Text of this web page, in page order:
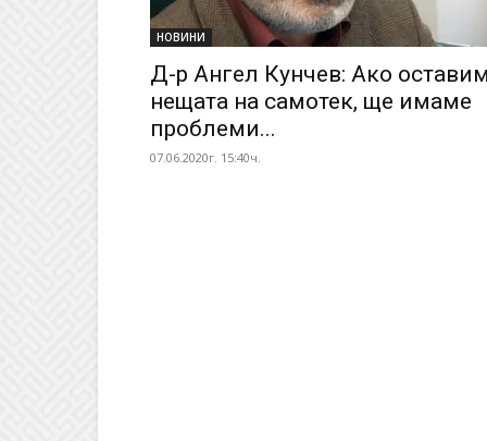
НОВИНИ
Д-р Ангел Кунчев: Ако
нещата на самотек, ще имаме
проблеми...
07.06.2020г. 15:40ч.